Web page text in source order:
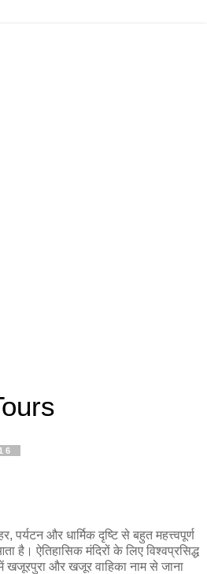
पर्यटन और धार्मिक दृष्टि से बहुत महत्त्वपूर्ण
है। ऐतिहासिक मंदिरों के लिए विश्वप्रसिद्ध
खजूरपुरा और खजूर वाहिका नाम से जाना